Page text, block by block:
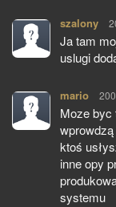
szalony
Ja tam
uslugi
mario
Moze byc
ktoś
inne opy
systemu